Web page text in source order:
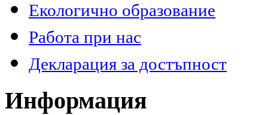
Екологично образование
Работа при нас
Декларация за достъпност
Информация